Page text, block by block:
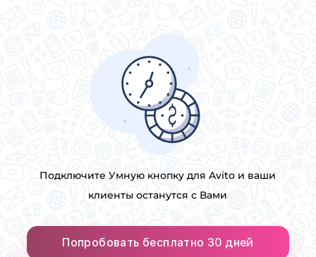
Подключите Умную кнопку для Avito и ваши
клиенты останутся с Вами
Попробовать бесплатно 30 дней